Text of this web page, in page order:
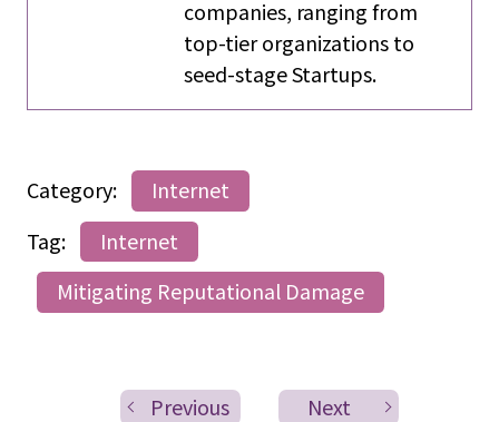
companies, ranging from
top-tier organizations to
seed-stage Startups.
Category:
Internet
Tag:
Internet
Mitigating Reputational Damage
Previous Next